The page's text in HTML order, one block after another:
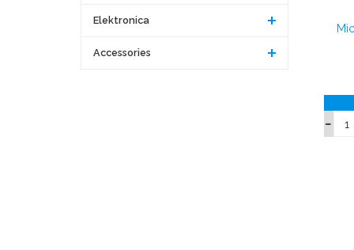
Elektronica
Accessories